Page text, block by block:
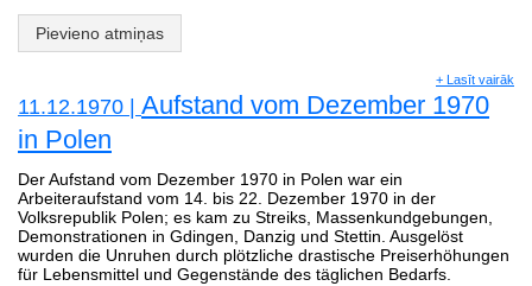
Pievieno atmiņas
+ Lasīt vairāk
11.12.1970 | Aufstand vom Dezember 1970
in Polen
Der Aufstand vom Dezember 1970 in Polen war ein
Arbeiteraufstand vom 14. bis 22. Dezember 1970 in der
Volksrepublik Polen; es kam zu Streiks, Massenkundgebungen,
Demonstrationen in Gdingen, Danzig und Stettin. Ausgelöst
wurden die Unruhen durch plötzliche drastische Preiserhöhungen
für Lebensmittel und Gegenstände des täglichen Bedarfs.